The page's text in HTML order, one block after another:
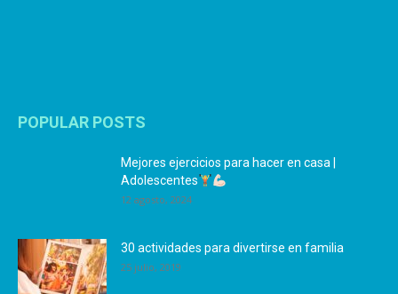
POPULAR POSTS
Mejores ejercicios para hacer en casa |
Adolescentes
12 agosto, 2024
30 actividades para divertirse en familia
25 julio, 2019